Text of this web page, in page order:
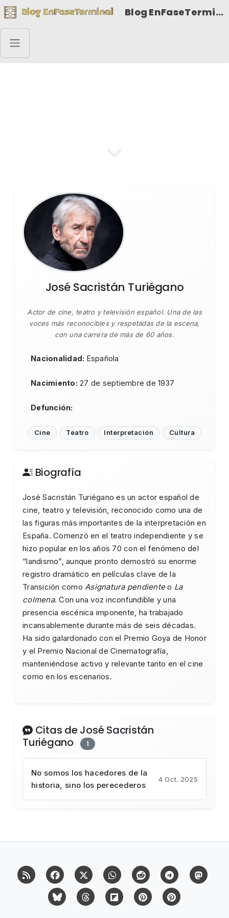
Blog EnFaseTerminal
José Sacristán Turiégano
Actor de cine, teatro y televisión español. Una de las
voces más reconocibles y respetadas de la escena,
con una carrera de más de 60 años.
Nacionalidad: Española
Nacimiento: 27 de septiembre de 1937
Defunción:
Cine Teatro Interpretación Cultura
Biografía
José Sacristán Turiégano es un actor español de
cine, teatro y televisión, reconocido como una de
las figuras más importantes de la interpretación en
España. Comenzó en el teatro independiente y se
hizo popular en los años 70 con el fenómeno del
“landismo”, aunque pronto demostró su enorme
registro dramático en películas clave de la
Transición como Asignatura pendienteo La
colmena. Con una voz inconfundible y una
presencia escénica imponente, ha trabajado
incansablemente durante más de seis décadas.
Ha sido galardonado con el Premio Goya de Honor
y el Premio Nacional de Cinematografía,
manteniéndose activo y relevante tanto en el cine
como en los escenarios.
Citas de José Sacristán
Turiégano
1
No somos los hacedores de la
historia, sino los perecederos
4 Oct. 2025
RSS FacebookX (Twitter)Whatsapp Reddit Telegram
Bluesky Threads Flipboard Pinterest